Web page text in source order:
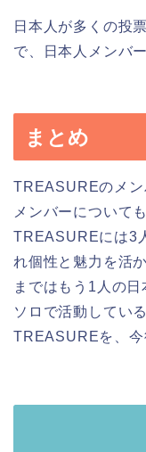
日本人が多くの投
で、日本人メンバ
まとめ
TREASUREのメン
メンバーについて
TREASUREには3
れ個性と魅力を活
まではもう1人の
ソロで活動してい
TREASUREを、今